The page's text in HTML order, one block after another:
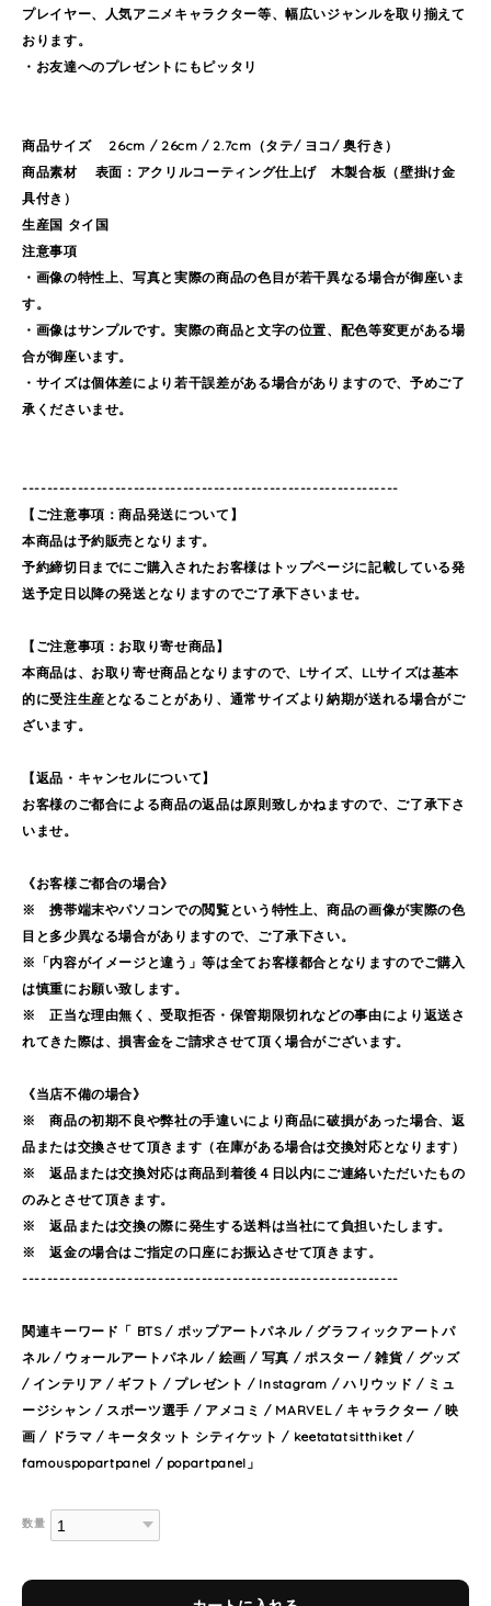
プレイヤー、人気アニメキャラクター等、幅広いジャンルを取り揃えて
おります。
・お友達へのプレゼントにもピッタリ
商品サイズ 26cm / 26cm / 2.7cm（タテ/ ヨコ/ 奥行き）
商品素材 表面：アクリルコーティング仕上げ 木製合板（壁掛け金
具付き）
生産国 タイ国
注意事項
・画像の特性上、写真と実際の商品の色目が若干異なる場合が御座いま
す。
・画像はサンプルです。実際の商品と文字の位置、配色等変更がある場
合が御座います。
・サイズは個体差により若干誤差がある場合がありますので、予めご了
承くださいませ。
-------------------------------------------------------------
【ご注意事項：商品発送について】
本商品は予約販売となります。
予約締切日までにご購入されたお客様はトップページに記載している発
送予定日以降の発送となりますのでご了承下さいませ。
【ご注意事項：お取り寄せ商品】
本商品は、お取り寄せ商品となりますので、Lサイズ、LLサイズは基本
的に受注生産となることがあり、通常サイズより納期が送れる場合がご
ざいます。
【返品・キャンセルについて】
お客様のご都合による商品の返品は原則致しかねますので、ご了承下さ
いませ。
《お客様ご都合の場合》
※ 携帯端末やパソコンでの閲覧という特性上、商品の画像が実際の色
目と多少異なる場合がありますので、ご了承下さい。
※「内容がイメージと違う」等は全てお客様都合となりますのでご購入
は慎重にお願い致します。
※ 正当な理由無く、受取拒否・保管期限切れなどの事由により返送さ
れてきた際は、損害金をご請求させて頂く場合がございます。
《当店不備の場合》
※ 商品の初期不良や弊社の手違いにより商品に破損があった場合、返
品または交換させて頂きます（在庫がある場合は交換対応となります）
※ 返品または交換対応は商品到着後４日以内にご連絡いただいたもの
のみとさせて頂きます。
※ 返品または交換の際に発生する送料は当社にて負担いたします。
※ 返金の場合はご指定の口座にお振込させて頂きます。
-------------------------------------------------------------
関連キーワード「 BTS / ポップアートパネル / グラフィックアートパ
ネル / ウォールアートパネル / 絵画 / 写真 / ポスター / 雑貨 / グッズ
/ インテリア / ギフト / プレゼント / Instagram / ハリウッド / ミュ
ージシャン / スポーツ選手 / アメコミ / MARVEL / キャラクター / 映
画 / ドラマ / キータタット シティケット / keetatatsitthiket /
famouspopartpanel / popartpanel」
数量